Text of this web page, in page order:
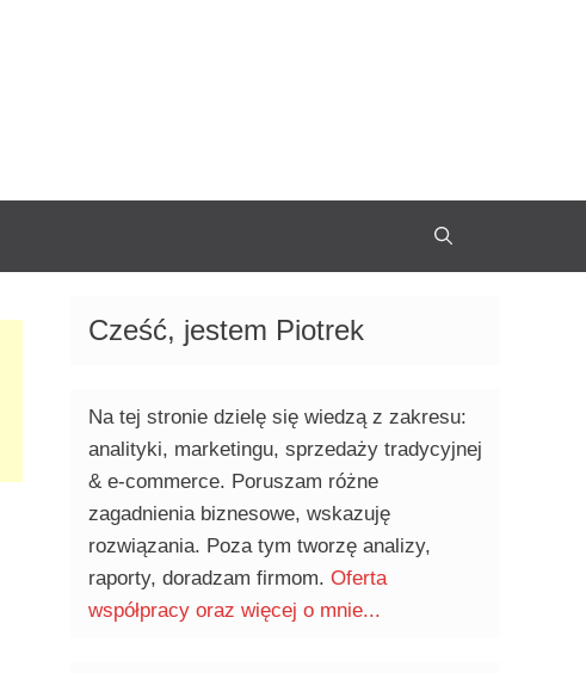
Cześć, jestem Piotrek
Na tej stronie dzielę się wiedzą z zakresu:
analityki, marketingu, sprzedaży tradycyjnej
& e-commerce. Poruszam różne
zagadnienia biznesowe, wskazuję
rozwiązania. Poza tym tworzę analizy,
raporty, doradzam firmom. Oferta
współpracy oraz więcej o mnie...